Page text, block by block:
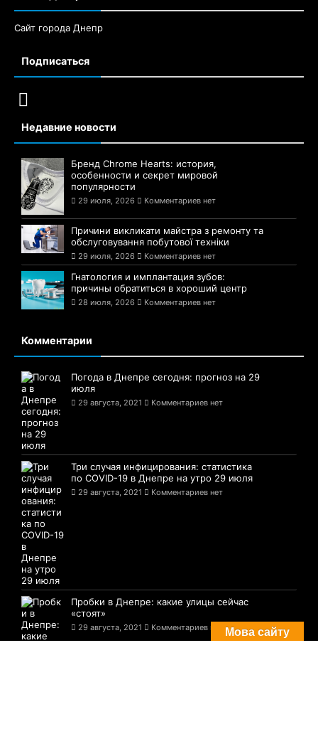
Сайт города Днепр
Подписаться
Недавние новости
Бренд Chrome Hearts: история,
особенности и секрет мировой
популярности
29 июля, 2026 Комментариев нет
Причини викликати майстра з ремонту та
обслуговування побутової техніки
29 июля, 2026 Комментариев нет
Гнатология и имплантация зубов:
причины обратиться в хороший центр
28 июля, 2026 Комментариев нет
Комментарии
Погода в Днепре сегодня: прогноз на 29
июля
29 августа, 2021 Комментариев нет
Три случая инфицирования: статистика
по COVID-19 в Днепре на утро 29 июля
29 августа, 2021 Комментариев нет
Пробки в Днепре: какие улицы сейчас
«стоят»
29 августа, 2021 Комментариев нет Мова сайту